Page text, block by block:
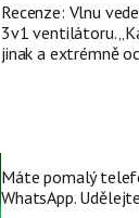
Recenze: Vlnu
3v1 ventilátoru.
jinak a extrémně
Máte pomalý
WhatsApp.